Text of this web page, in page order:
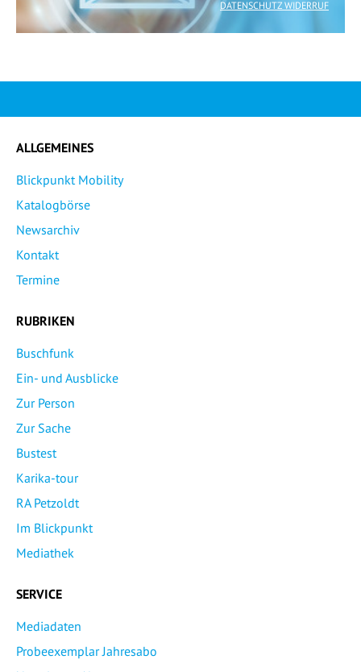
DATENSCHUTZ WIDERRUF
ALLGEMEINES
Blickpunkt Mobility
Katalogbörse
Newsarchiv
Kontakt
Termine
RUBRIKEN
Buschfunk
Ein- und Ausblicke
Zur Person
Zur Sache
Bustest
Karika-tour
RA Petzoldt
Im Blickpunkt
Mediathek
SERVICE
Mediadaten
Probeexemplar Jahresabo